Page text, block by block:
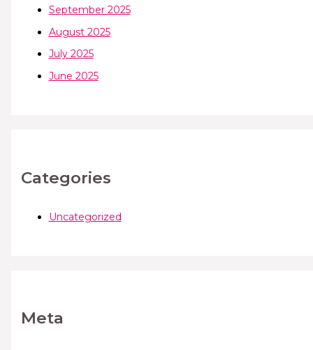
September 2025
August 2025
July 2025
June 2025
Categories
Uncategorized
Meta